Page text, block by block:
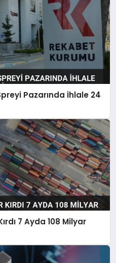
Pazarında İhlale 24
7 Ayda 108 Milyar